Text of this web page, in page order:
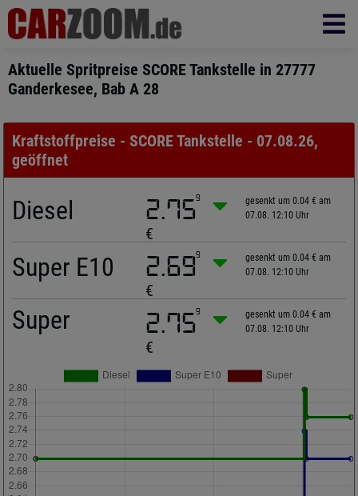
Aktuelle Spritpreise SCORE Tankstelle in 27777
Ganderkesee, Bab A 28
Kraftstoffpreise - SCORE Tankstelle - 07.08.26,
geöffnet
Diesel 2.759
€
gesenkt um 0.04 € am
07.08. 12:10 Uhr
Super E10 2.699
€
gesenkt um 0.04 € am
07.08. 12:10 Uhr
Super 2.759
€
gesenkt um 0.04 € am
07.08. 12:10 Uhr